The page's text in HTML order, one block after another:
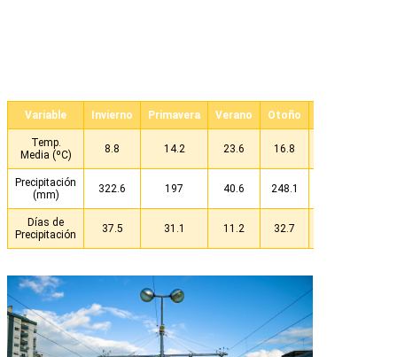
Variable Invierno Primavera Verano Otoño
Temp.
Media (ºC)
8.8 14.2 23.6 16.8
Precipitación
(mm)
322.6 197 40.6 248.1
Días de
Precipitación
37.5 31.1 11.2 32.7